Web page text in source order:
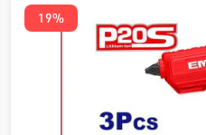
19%